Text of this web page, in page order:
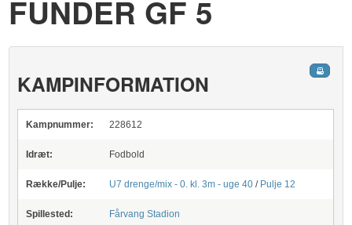
FUNDER GF 5
KAMPINFORMATION
Kampnummer: 228612
Idræt: Fodbold
Række/Pulje: U7 drenge/mix - 0. kl. 3m - uge 40 / Pulje 12
Spillested: Fårvang Stadion